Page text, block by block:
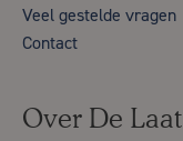
Veel gestelde vragen
Contact
Over De Laat